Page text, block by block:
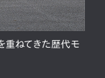
重ねてきた歴代モ